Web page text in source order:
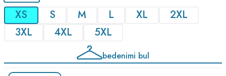
XS S M L XL
2XL
3XL
4XL 5XL
bedenimi bul